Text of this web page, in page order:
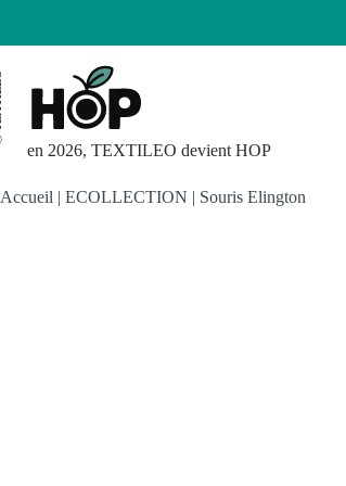
contenu
en 2026, TEXTILEO devient HOP
Accueil | ECOLLECTION | Souris Elington